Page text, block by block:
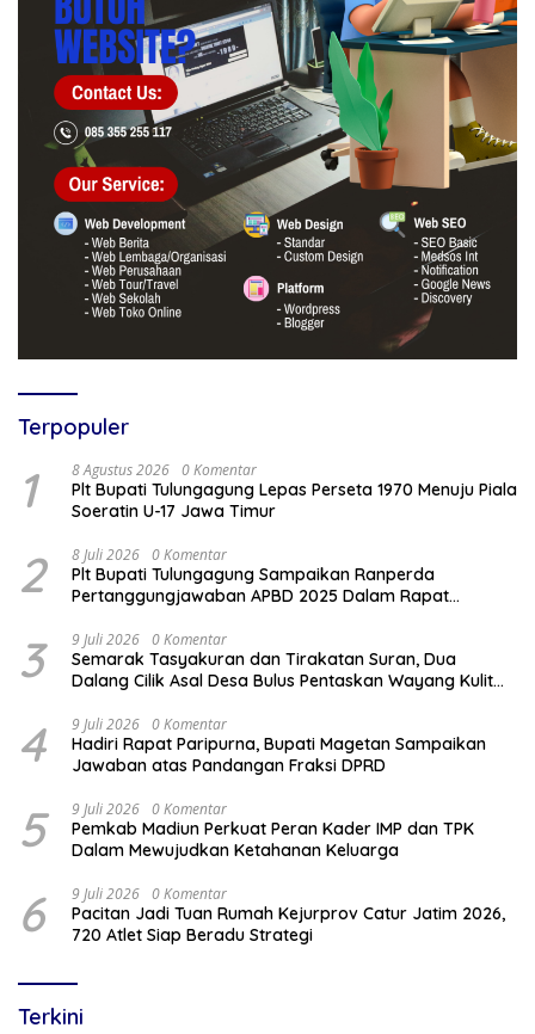
Terpopuler
1 8 Agustus 2026 0 Komentar
Plt Bupati Tulungagung Lepas Perseta 1970 Menuju Piala
Soeratin U-17 Jawa Timur
2 8 Juli 2026 0 Komentar
Plt Bupati Tulungagung Sampaikan Ranperda
Pertanggungjawaban APBD 2025 Dalam Rapat
3 9 Juli 2026 0 Komentar
Semarak Tasyakuran dan Tirakatan Suran, Dua
Dalang Cilik Asal Desa Bulus Pentaskan Wayang Kulit
4 9 Juli 2026 0 Komentar
Hadiri Rapat Paripurna, Bupati Magetan Sampaikan
Jawaban atas Pandangan Fraksi DPRD
5 9 Juli 2026 0 Komentar
Pemkab Madiun Perkuat Peran Kader IMP dan TPK
Dalam Mewujudkan Ketahanan Keluarga
6 9 Juli 2026 0 Komentar
Pacitan Jadi Tuan Rumah Kejurprov Catur Jatim 2026,
720 Atlet Siap Beradu Strategi
Terkini